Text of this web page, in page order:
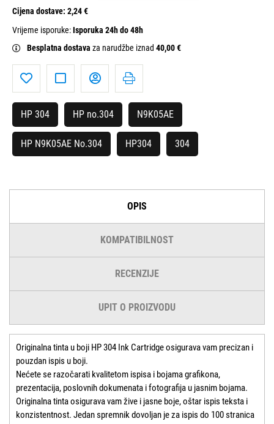
Cijena dostave: 2,24 €
Vrijeme isporuke:Isporuka 24h do 48h
Besplatna dostava za narudžbe iznad 40,00 €
HP 304 HP no.304 N9K05AE
HP N9K05AE No.304 HP304 304
OPIS
KOMPATIBILNOST
RECENZIJE
UPIT O PROIZVODU
Originalna tinta u boji HP 304 Ink Cartridge osigurava vam precizan i
pouzdan ispis u boji.
Nećete se razočarati kvalitetom ispisa i bojama grafikona,
prezentacija, poslovnih dokumenata i fotografija u jasnim bojama.
Originalna tinta osigurava vam žive i jasne boje, oštar ispis teksta i
konzistentnost. Jedan spremnik dovoljan je za ispis do 100 stranica